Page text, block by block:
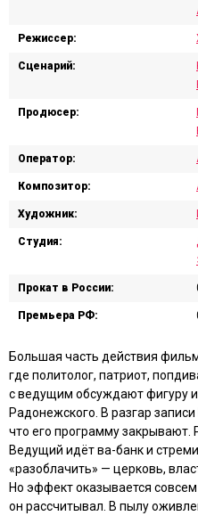
Режиссер:
Сценарий:
Продюсер:
Оператор:
Композитор:
Художник:
Студия:
Прокат в России:
Премьера РФ:
Большая часть действия
где политолог, патриот,
с ведущим обсуждают фигуру
Радонежского. В разгар
что его программу закрывают.
Ведущий идёт ва-банк и
«разоблачить» — церковь,
Но эффект оказывается
он рассчитывал. В пылу